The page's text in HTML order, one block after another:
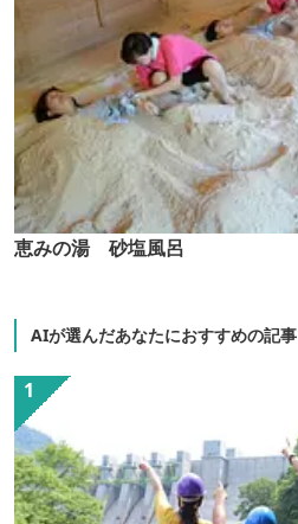
恵みの湯 砂塩風呂
AIが選んだあなたにおすすめの記事